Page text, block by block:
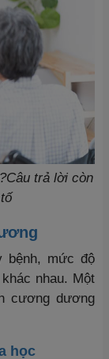
trả lời còn
bệnh, mức độ
nhau. Một
cương dương
học